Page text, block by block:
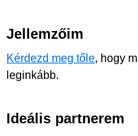
Jellemzőim
Kérdezd meg tőle, hogy
leginkább.
Ideális partnerem